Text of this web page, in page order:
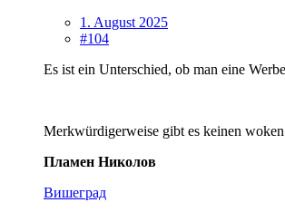
1. August 2025
#104
Es ist ein Unterschied, ob man eine
Merkwürdigerweise gibt es keinen
Пламен Николов
Вишеград